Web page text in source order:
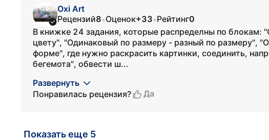
Oxi Art
Рецензий8•Оценок+33•Рейтинг0
В книжке 24 задания, которые распределны по блокам:
цвету", "Одинаковый по размеру - разный по размеру",
форме", где нужно раскрасить картинки, соединить,
бегемота", обвести ш...
Развернуть
Понравилась рецензия?
Да
Показать еще 5